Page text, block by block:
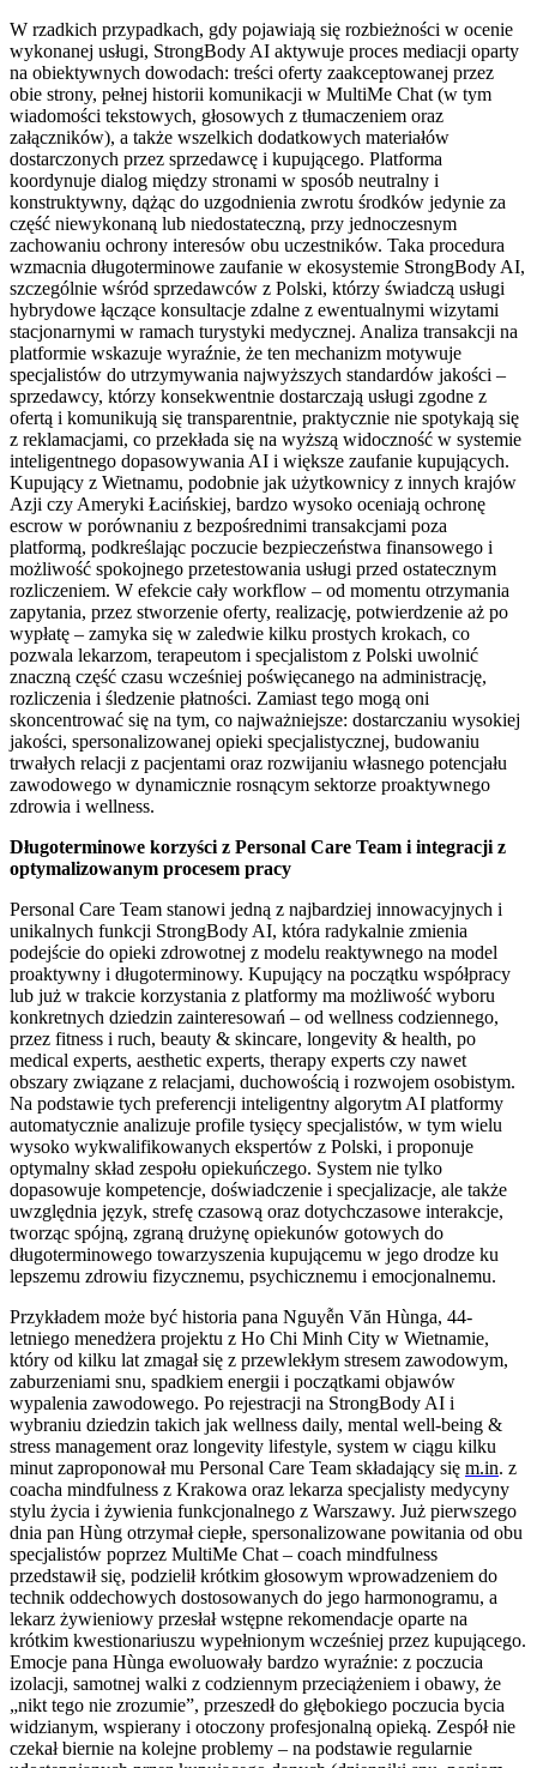
W rzadkich przypadkach, gdy pojawiają się rozbieżności w ocenie
wykonanej usługi, StrongBody AI aktywuje proces mediacji oparty
na obiektywnych dowodach: treści oferty zaakceptowanej przez
obie strony, pełnej historii komunikacji w MultiMe Chat (w tym
wiadomości tekstowych, głosowych z tłumaczeniem oraz
załączników), a także wszelkich dodatkowych materiałów
dostarczonych przez sprzedawcę i kupującego. Platforma
koordynuje dialog między stronami w sposób neutralny i
konstruktywny, dążąc do uzgodnienia zwrotu środków jedynie za
część niewykonaną lub niedostateczną, przy jednoczesnym
zachowaniu ochrony interesów obu uczestników. Taka procedura
wzmacnia długoterminowe zaufanie w ekosystemie StrongBody AI,
szczególnie wśród sprzedawców z Polski, którzy świadczą usługi
hybrydowe łączące konsultacje zdalne z ewentualnymi wizytami
stacjonarnymi w ramach turystyki medycznej. Analiza transakcji na
platformie wskazuje wyraźnie, że ten mechanizm motywuje
specjalistów do utrzymywania najwyższych standardów jakości –
sprzedawcy, którzy konsekwentnie dostarczają usługi zgodne z
ofertą i komunikują się transparentnie, praktycznie nie spotykają się
z reklamacjami, co przekłada się na wyższą widoczność w systemie
inteligentnego dopasowywania AI i większe zaufanie kupujących.
Kupujący z Wietnamu, podobnie jak użytkownicy z innych krajów
Azji czy Ameryki Łacińskiej, bardzo wysoko oceniają ochronę
escrow w porównaniu z bezpośrednimi transakcjami poza
platformą, podkreślając poczucie bezpieczeństwa finansowego i
możliwość spokojnego przetestowania usługi przed ostatecznym
rozliczeniem. W efekcie cały workflow – od momentu otrzymania
zapytania, przez stworzenie oferty, realizację, potwierdzenie aż po
wypłatę – zamyka się w zaledwie kilku prostych krokach, co
pozwala lekarzom, terapeutom i specjalistom z Polski uwolnić
znaczną część czasu wcześniej poświęcanego na administrację,
rozliczenia i śledzenie płatności. Zamiast tego mogą oni
skoncentrować się na tym, co najważniejsze: dostarczaniu wysokiej
jakości, spersonalizowanej opieki specjalistycznej, budowaniu
trwałych relacji z pacjentami oraz rozwijaniu własnego potencjału
zawodowego w dynamicznie rosnącym sektorze proaktywnego
zdrowia i wellness.
Długoterminowe korzyści z Personal Care Team i integracji z
optymalizowanym procesem pracy
Personal Care Team stanowi jedną z najbardziej innowacyjnych i
unikalnych funkcji StrongBody AI, która radykalnie zmienia
podejście do opieki zdrowotnej z modelu reaktywnego na model
proaktywny i długoterminowy. Kupujący na początku współpracy
lub już w trakcie korzystania z platformy ma możliwość wyboru
konkretnych dziedzin zainteresowań – od wellness codziennego,
przez fitness i ruch, beauty & skincare, longevity & health, po
medical experts, aesthetic experts, therapy experts czy nawet
obszary związane z relacjami, duchowością i rozwojem osobistym.
Na podstawie tych preferencji inteligentny algorytm AI platformy
automatycznie analizuje profile tysięcy specjalistów, w tym wielu
wysoko wykwalifikowanych ekspertów z Polski, i proponuje
optymalny skład zespołu opiekuńczego. System nie tylko
dopasowuje kompetencje, doświadczenie i specjalizacje, ale także
uwzględnia język, strefę czasową oraz dotychczasowe interakcje,
tworząc spójną, zgraną drużynę opiekunów gotowych do
długoterminowego towarzyszenia kupującemu w jego drodze ku
lepszemu zdrowiu fizycznemu, psychicznemu i emocjonalnemu.
Przykładem może być historia pana Nguyễn Văn Hùnga, 44-
letniego menedżera projektu z Ho Chi Minh City w Wietnamie,
który od kilku lat zmagał się z przewlekłym stresem zawodowym,
zaburzeniami snu, spadkiem energii i początkami objawów
wypalenia zawodowego. Po rejestracji na StrongBody AI i
wybraniu dziedzin takich jak wellness daily, mental well-being &
stress management oraz longevity lifestyle, system w ciągu kilku
minut zaproponował mu Personal Care Team składający się m.in. z
coacha mindfulness z Krakowa oraz lekarza specjalisty medycyny
stylu życia i żywienia funkcjonalnego z Warszawy. Już pierwszego
dnia pan Hùng otrzymał ciepłe, spersonalizowane powitania od obu
specjalistów poprzez MultiMe Chat – coach mindfulness
przedstawił się, podzielił krótkim głosowym wprowadzeniem do
technik oddechowych dostosowanych do jego harmonogramu, a
lekarz żywieniowy przesłał wstępne rekomendacje oparte na
krótkim kwestionariuszu wypełnionym wcześniej przez kupującego.
Emocje pana Hùnga ewoluowały bardzo wyraźnie: z poczucia
izolacji, samotnej walki z codziennym przeciążeniem i obawy, że
„nikt tego nie zrozumie”, przeszedł do głębokiego poczucia bycia
widzianym, wspierany i otoczony profesjonalną opieką. Zespół nie
czekał biernie na kolejne problemy – na podstawie regularnie